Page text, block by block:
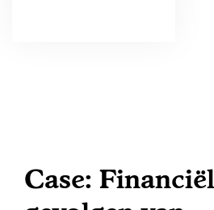
Case: